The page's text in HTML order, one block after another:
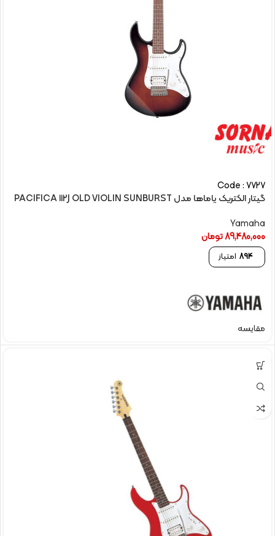
Code : 7727
گیتار الکتريک یاماها مدل PACIFICA 112J OLD VIOLIN SUNBURST
Yamaha
89,480,000تومان
894 امتیاز
مقایسه